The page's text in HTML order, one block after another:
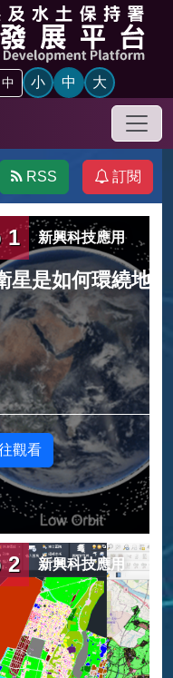
中 小 中 大
手機
RSS 訂閱
-淺談衛星軌
觀看次數 3462